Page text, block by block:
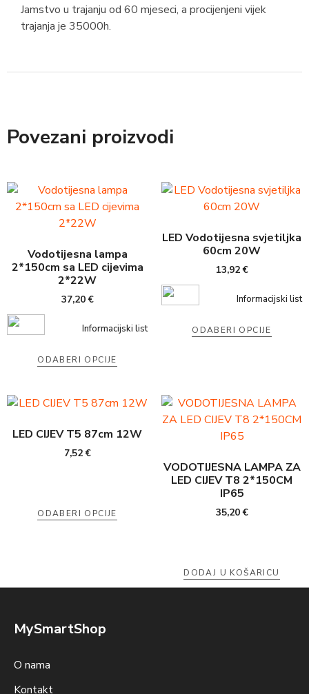
Jamstvo u trajanju od 60 mjeseci, a procijenjeni vijek
trajanja je 35000h.
Povezani proizvodi
Vodotijesna lampa
2*150cm sa LED cijevima
2*22W
37,20€
Informacijski list
ODABERI OPCIJE
LED Vodotijesna svjetiljka
60cm 20W
13,92€
Informacijski list
ODABERI OPCIJE
LED CIJEV T5 87cm 12W
7,52€
ODABERI OPCIJE
VODOTIJESNA LAMPA ZA
LED CIJEV T8 2*150CM
IP65
35,20€
DODAJ U KOŠARICU
MySmartShop
O nama
Kontakt